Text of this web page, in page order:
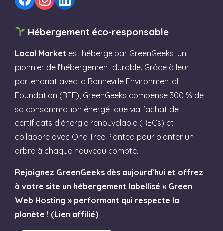
Hébergement éco-responsable
Local Market est hébergé par GreenGeeks , un
pionnier de l’hébergement durable. Grâce à leur
partenariat avec la Bonneville Environmental
Foundation (BEF), GreenGeeks compense 300 % de
sa consommation énergétique via l’achat de
certificats d’énergie renouvelable (RECs) et
collabore avec One Tree Planted pour planter un
arbre à chaque nouveau compte.
Rejoignez GreenGeeks dès aujourd’hui et offrez
à votre site un hébergement labellisé « Green
Web Hosting » performant qui respecte la
planète ! (Lien affilié)